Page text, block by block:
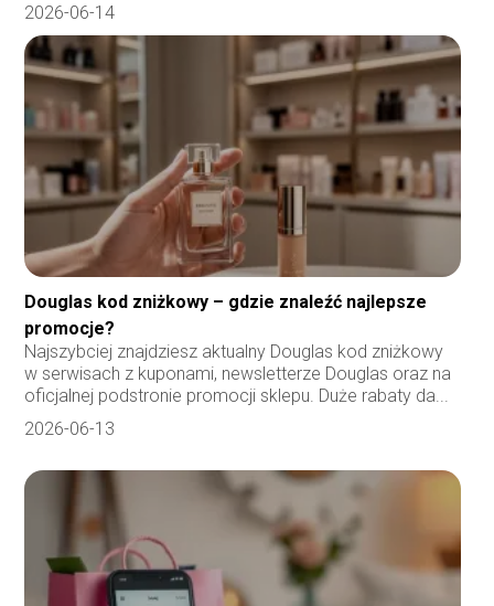
2026-06-14
Douglas kod zniżkowy – gdzie znaleźć najlepsze
promocje?
Najszybciej znajdziesz aktualny Douglas kod zniżkowy
w serwisach z kuponami, newsletterze Douglas oraz na
oficjalnej podstronie promocji sklepu. Duże rabaty da...
2026-06-13